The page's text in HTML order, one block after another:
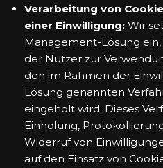
Verarbeitung von
einer Einwilligung: Wir
Management-Lösung
der Nutzer zur
den im Rahmen der
Lösung genannten
eingeholt wird. Dieses
Einholung,
Widerruf von
auf den Einsatz von